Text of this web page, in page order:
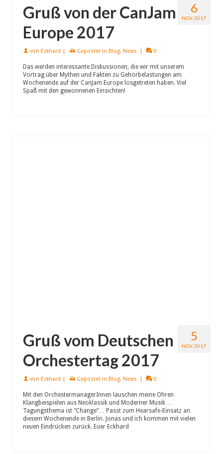
6
NOV. 2017
Gruß von der CanJam
Europe 2017
von Eckhard | Gepostet in Blog, News | 0
Das werden interessante Diskussionen, die wir mit unserem
Vortrag über Mythen und Fakten zu Gehörbelastungen am
Wochenende auf der CanJam Europe losgetreten haben. Viel
Spaß mit den gewonnenen Einsichten!
5
NOV. 2017
Gruß vom Deutschen
Orchestertag 2017
von Eckhard | Gepostet in Blog, News | 0
Mit den OrchestermanagerInnen lauschen meine Ohren
Klangbeispielen aus Neoklassik und Moderner Musik…
Tagungsthema ist “Change”… Passt zum Hearsafe-Einsatz an
diesem Wochenende in Berlin. Jonas und ich kommen mit vielen
neuen Eindrücken zurück. Euer Eckhard